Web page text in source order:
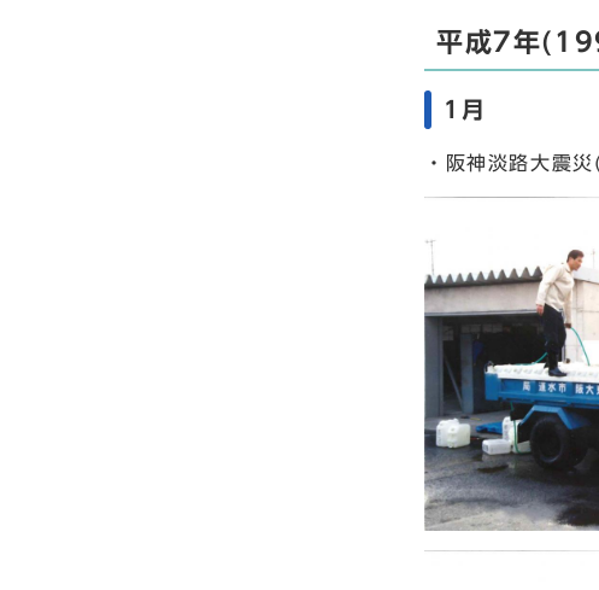
平成7年
1月
・阪神淡路大震